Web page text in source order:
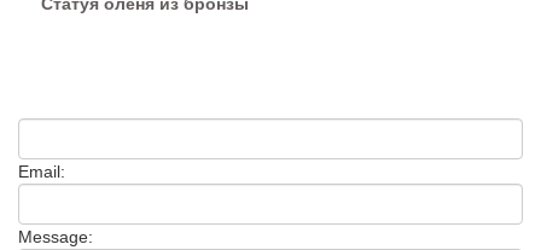
Email:
Message: